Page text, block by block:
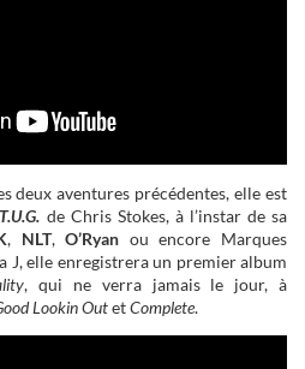
deux aventures précédentes, elle est
T.U.G. de Chris Stokes, à l’instar de sa
, NLT,O’Ryan ou encore Marques
J, elle enregistrera un premier album
, qui ne verra jamais le jour, à
Lookin OutetComplete.